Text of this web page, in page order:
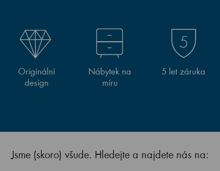
Originální
design
Nábytek na
míru
5 let záruka
Jsme (skoro) všude. Hledejte a najdete nás na: